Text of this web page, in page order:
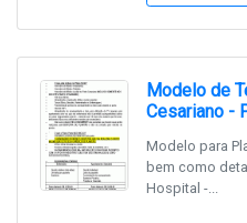
Modelo de
Cesariano -
Modelo para
bem como
Hospital -...